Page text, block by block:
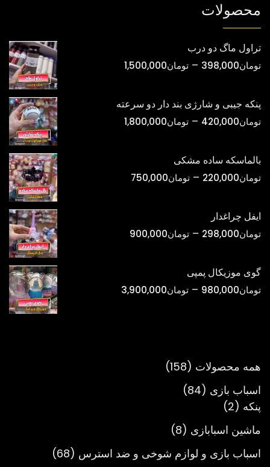
محصولات
تراول ماگ دو درب
تومان398,000
– تومان1,500,000محدوده
پنکه جیبی و شارژی بند دار دو سرعته
تومان420,000
– تومان1,800,000محدوده
تومان420,000
بالماسکه ساده مشکی
تومان220,000
– تومان750,000
تومان750,000
ایفل چراغدار
تومان298,000
– تومان900,000
تومان900,000
گوی موزیکال پمپی
تومان980,000
– تومان3,900,000
همه محصولات
158
158
اسباب بازی 84
84
پنکه 2
2
محصول
ماشین اسبابازی 8
8
اسباب بازی و لوازم شوخی و ضد استرس 68
68